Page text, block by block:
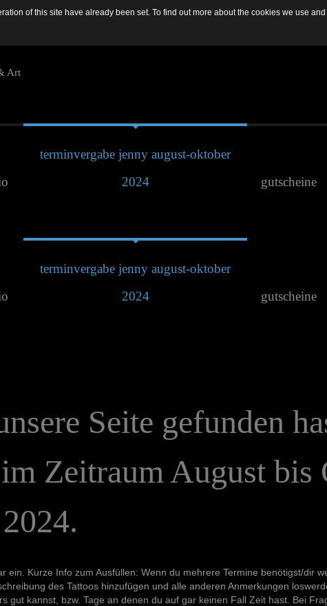
Art
terminvergabe jenny august-oktober
2024
gutscheine
terminvergabe jenny august-oktober
2024
gutscheine
Seite gefunden
im Zeitraum August bis
2024.
Kurze Info zum Ausfüllen: Wenn du mehrere Termine benötigst/dir
des Tattoos hinzufügen und alle anderen Anmerkungen
gut kannst, bzw. Tage an denen du auf gar keinen Fall Zeit hast. Bei
of this site have already been set. To find out more about the cookies we use